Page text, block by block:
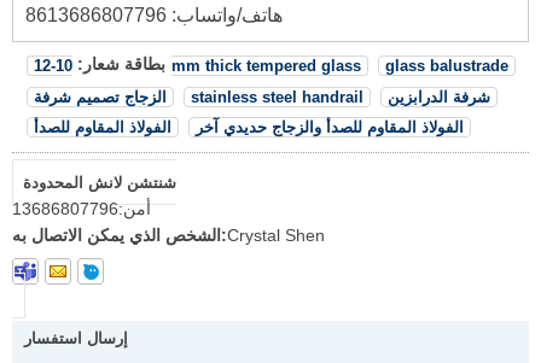
هاتف/واتساب: 8613686807796
بطاقة شعار: 10-12mm thick tempered glass
glass balustrade
الزجاج تصميم شرفة
stainless steel handrail
شرفة الدرابزين
الفولاذ المقاوم للصدأ والزجاج حديدي آخر
الفولاذ المقاوم للصدأ
شنتشن لانش المحدودة
أمن:13686807796
الشخص الذي يمكن الاتصال به:Crystal Shen
إرسال استفسار